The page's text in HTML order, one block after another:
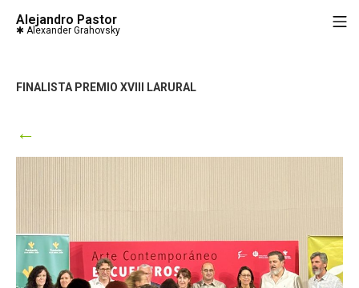
Alejandro Pastor
FINALISTA PREMIO XVIII LARURAL
←